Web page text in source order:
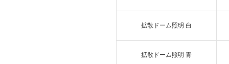
拡散ドーム照明 白
拡散ドーム照明 青